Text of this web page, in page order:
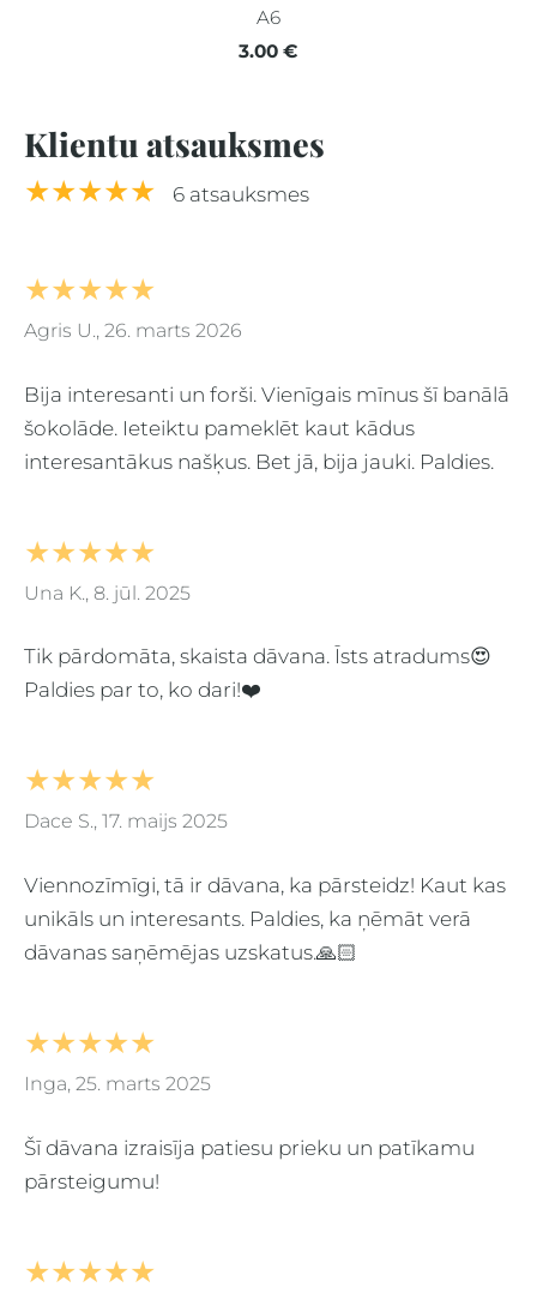
A6
3.00 €
Klientu atsauksmes
★★★★★ 6 atsauksmes
★★★★★
Agris U., 26. marts 2026
Bija interesanti un forši. Vienīgais mīnus šī banālā
šokolāde. Ieteiktu pameklēt kaut kādus
interesantākus našķus. Bet jā, bija jauki. Paldies.
★★★★★
Una K., 8. jūl. 2025
Tik pārdomāta, skaista dāvana. Īsts atradums😍
Paldies par to, ko dari!❤️
★★★★★
Dace S., 17. maijs 2025
Viennozīmīgi, tā ir dāvana, ka pārsteidz! Kaut kas
unikāls un interesants. Paldies, ka ņēmāt verā
dāvanas saņēmējas uzskatus.🙏🏻
★★★★★
Inga, 25. marts 2025
Šī dāvana izraisīja patiesu prieku un patīkamu
pārsteigumu!
★★★★★